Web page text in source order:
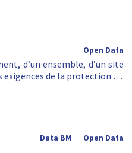
Open Data
d’un ensemble, d’un site
exigences de la protection …
Open Data
Data BM